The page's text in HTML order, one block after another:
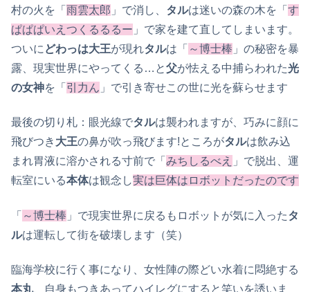
村の火を「 雨雲太郎 」で消し、 タルは迷いの森の木を「 す
ぱぱぱいえつくるるるー 」で家を建て直してしまいます。
ついに どわっは大王が現れタルは「 ～博士棒 」の秘密を暴
露、現実世界にやってくる…と父が怯える中捕らわれた光
の女神を「 引力ん 」で引き寄せこの世に光を蘇らせます
最後の切り札：眼光線でタルは襲われますが、巧みに顔に
飛びつき 大王の鼻が吹っ飛びます!ところがタルは飲み込
まれ胃液に溶かされる寸前で「 みちしるべえ
」で脱出、運
転室にいる本体は観念し実は巨体はロボットだったのです
「 ～博士棒 」で現実世界に戻るもロボットが気に入ったタ
ルは運転して街を破壊します（笑）
臨海学校に行く事になり、女性陣の際どい水着に悶絶する
本丸、自身もつきあってハイレグにすると笑いを誘いま